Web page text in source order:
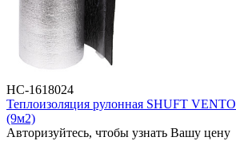
НС-1618024
Теплоизоляция рулонная SHUFT
(9м2)
Авторизуйтесь, чтобы узнать Вашу цену